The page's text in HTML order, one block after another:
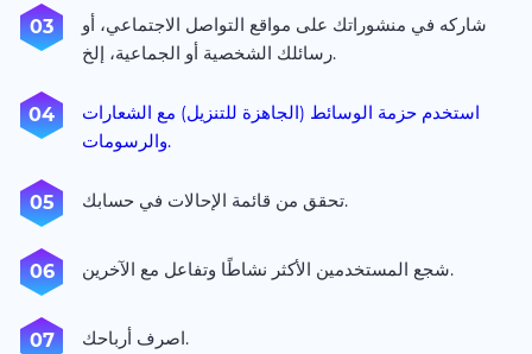
شاركه في منشوراتك على مواقع التواصل الاجتماعي، أو
رسائلك الشخصية أو الجماعية، إلخ.
استخدم حزمة الوسائط (الجاهزة للتنزيل) مع الشعارات
والرسومات.
تحقق من قائمة الإحالات في حسابك.
شجع المستخدمين الأكثر نشاطًا وتفاعل مع الآخرين.
اصرف أرباحك.